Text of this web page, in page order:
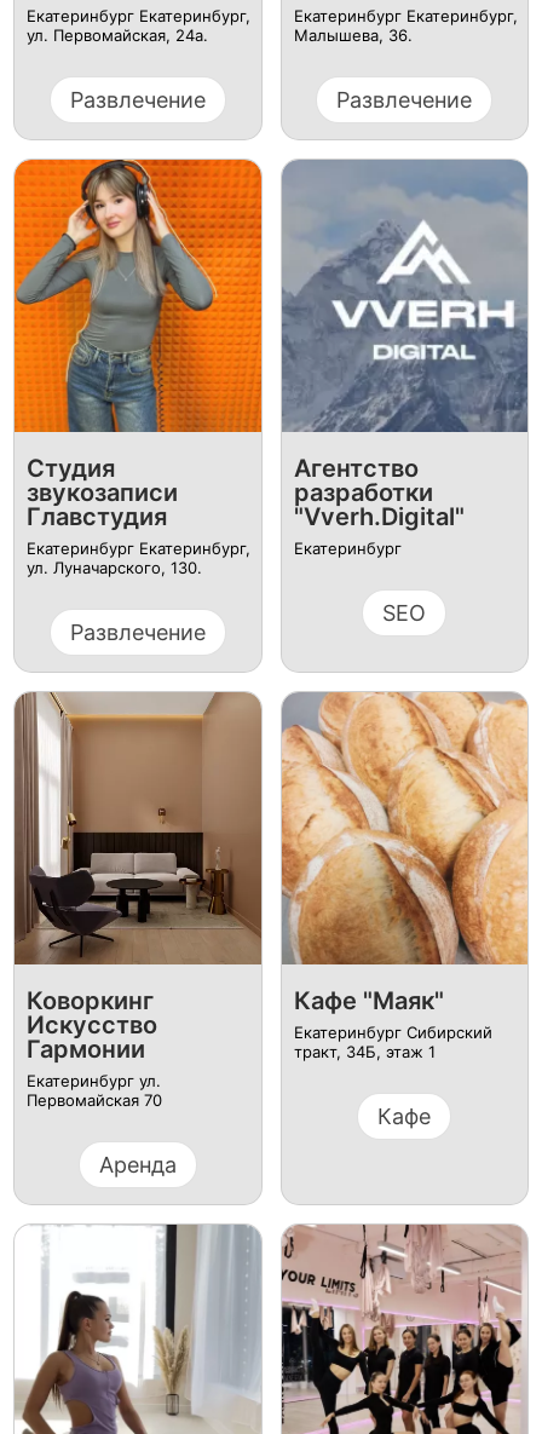
Екатеринбург Екатеринбург,
ул. ​Первомайская, 24а.
Развлечение
Екатеринбург Екатеринбург,
Малышева, 36.
Развлечение
Студия
звукозаписи
Главстудия
Екатеринбург Екатеринбург,
ул. Луначарского, 130.
Развлечение
Агентство
разработки
"Vverh.Digital"
Екатеринбург
SEO
Коворкинг
Искусство
Гармонии
Екатеринбург ул.
Первомайская 70
Аренда
Кафе "Маяк"
Екатеринбург Сибирский
тракт, 34Б, этаж 1
Кафе